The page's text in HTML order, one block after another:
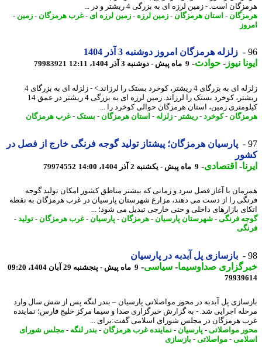
است. - زمین لرزه ای به بزرگی 4 ریشتر و در ...
-استان هرمزگان -زمین لرزه - زمین لرزه ای - غرب هرمزگان -زمین -
زلزله هرمزگان امروز دوشنبه 3 آذر 1404
نیوز-حوادث -9 ماه پیش - دوشنبه 3 آذر 1404، 12:11 79983921
زلزله ای به بزرگای 4 ریشتر، کوخرد بستک را لرزاند.> - زلزله ای به بزرگای 4
ریشتر، کوخرد بستک را لرزاند. زمین لرزه ای به بزرگی 4 ریشتر در عمق 14
زمین، استان هرمزگان حوالی کوخرد را ...
-کوخرد-ریشتر-زلزله - استان هرمزگان -بستک-غرب هرمزگان
پارسیان هرمزگان؛ پیشتاز تولید گوجه فرنگی خارج از فصل در
-اقتصادی-9 ماه پیش - یکشنبه 2 آذر 1404، 14:00 79974552
با آغاز فصل سرد و زمانی که بیشتر مناطق کشور امکان تولید گوجه
را از دست می دهند، مزارع شهرستان پارسیان در غرب هرمزگان به نقطه
بازارهای داخلی و حتی خارجی تبدیل می شود؛ ...
فرنگی -شهرستان پارسیان-هرمزگان -پارسیان-غرب هرمزگان -تولید-
بازسازی پل آبدبه در پارسیان
صداوسیما-سیاسی-9 ماه پیش - پنجشنبه 29 آبان 1404، 09:20
پل آبدبه در محور مواصلاتی پارسیان – بندر لنگه پس از شش سال وارد
اجرایی شد. - به گزارش خبرگزاری صدا و سیما مرکز خلیج فارس؛ نماینده
هرمزگان در مجلس شورای اسلامی گفت:برای ...
مواصلاتی-پارسیان-نماینده غرب هرمزگان -بندر لنگه -مجلس شورای
-مواصلاتی-بازسازی